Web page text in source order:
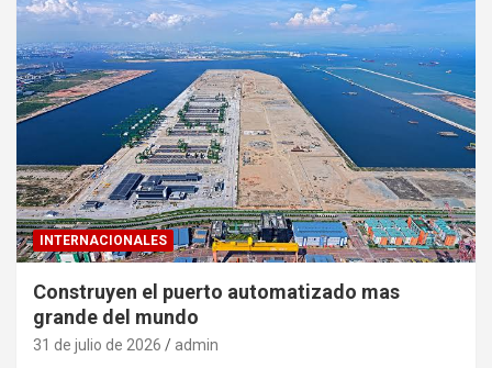
INTERNACIONALES
Construyen el puerto automatizado mas
grande del mundo
31 de julio de 2026 admin